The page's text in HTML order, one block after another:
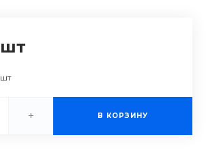
шт
шт
+ В КОРЗИНУ